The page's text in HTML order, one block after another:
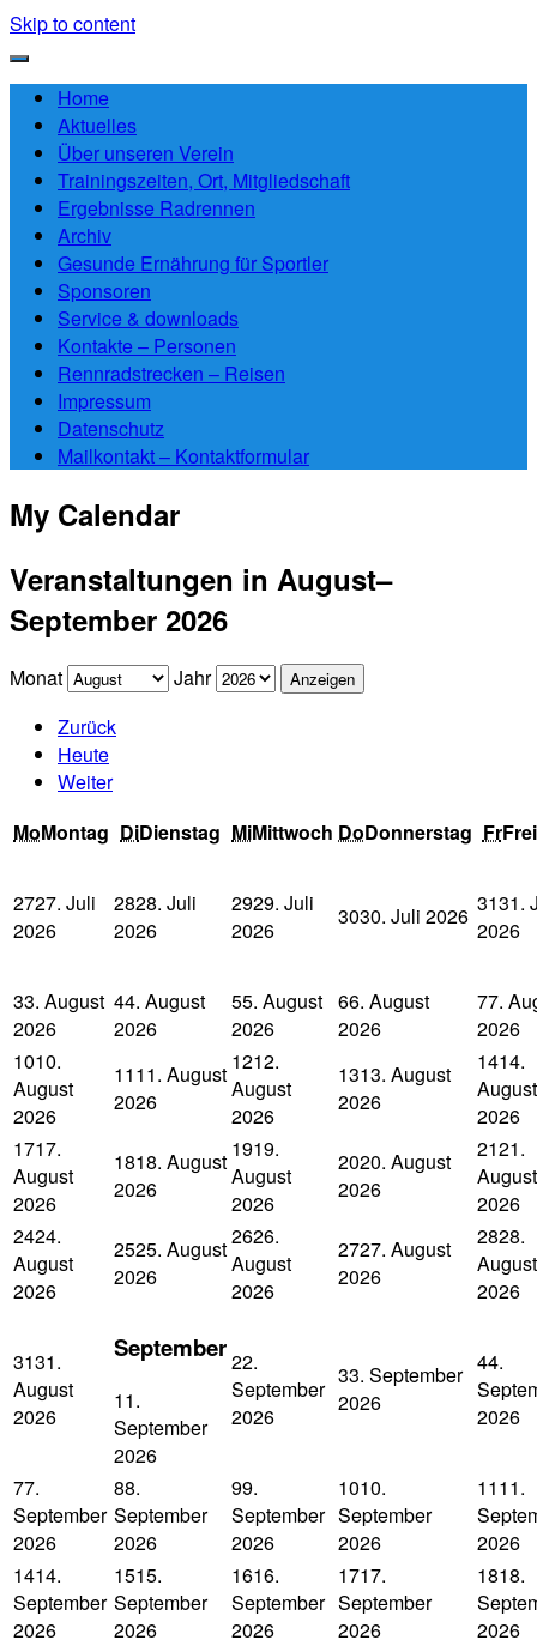
Skip to content
Home
Aktuelles
Über unseren Verein
Trainingszeiten, Ort, Mitgliedschaft
Ergebnisse Radrennen
Archiv
Gesunde Ernährung für Sportler
Sponsoren
Service & downloads
Kontakte – Personen
Rennradstrecken – Reisen
Impressum
Datenschutz
Mailkontakt – Kontaktformular
My Calendar
Veranstaltungen in August–
September 2026
Monat
Jahr
Zurück
Heute
Weiter
MoMontag DiDienstag MiMittwoch DoDonnerstag Fr
2727. Juli
2026
2828. Juli
2026
2929. Juli
2026
3030. Juli 2026 3131.
2026
33. August
2026
44. August
2026
55. August
2026
66. August
2026
77.
2026
1010.
August
2026
1111. August
2026
1212.
August
2026
1313. August
2026
1414.
August
2026
1717.
August
2026
1818. August
2026
1919.
August
2026
2020. August
2026
2121.
August
2026
2424.
August
2026
2525. August
2026
2626.
August
2026
2727. August
2026
2828.
August
2026
3131.
August
2026
September
11.
September
2026
22.
September
2026
33. September
2026
44.
2026
77.
September
2026
88.
September
2026
99.
September
2026
1010.
September
2026
1111.
2026
1414.
September
2026
1515.
September
2026
1616.
September
2026
1717.
September
2026
1818.
2026